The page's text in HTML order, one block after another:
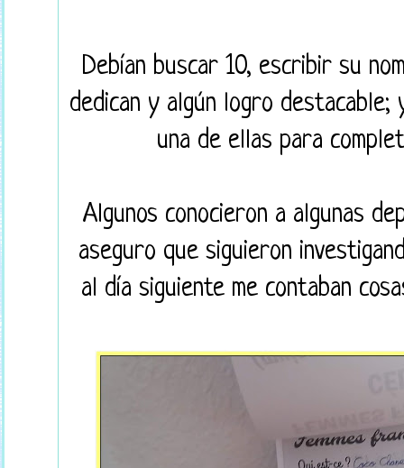
Debían buscar 10, escribir su
dedican y algún logro
una de ellas para
Algunos conocieron a algunas
aseguro que siguieron
al día siguiente me contaban